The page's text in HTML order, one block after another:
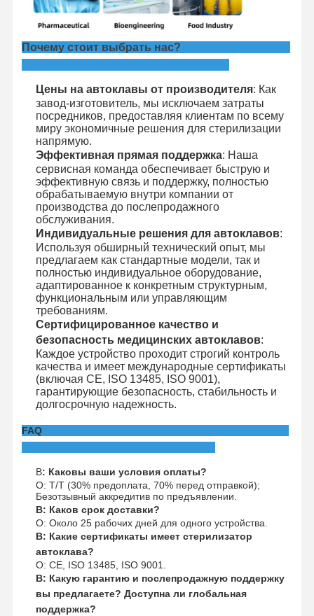
Почему стоит выбрать нас?
Цены на автоклавы от производителя: Как
завод-изготовитель, мы исключаем затраты
посредников, предоставляя клиентам по всему
миру экономичные решения для стерилизации
напрямую.
Эффективная прямая поддержка: Наша
сервисная команда обеспечивает быструю и
эффективную связь и поддержку, полностью
обрабатываемую внутри компании от
производства до послепродажного
обслуживания.
Индивидуальные решения для автоклавов:
Используя обширный технический опыт, мы
предлагаем как стандартные модели, так и
полностью индивидуальное оборудование,
адаптированное к конкретным структурным,
функциональным или управляющим
требованиям.
Сертифицированное качество и
безопасность медицинских автоклавов:
Каждое устройство проходит строгий контроль
качества и имеет международные сертификаты
(включая CE, ISO 13485, ISO 9001),
гарантирующие безопасность, стабильность и
долгосрочную надежность.
FAQ
В: Каковы ваши условия оплаты?
О: T/T (30% предоплата, 70% перед отправкой);
Безотзывный аккредитив по предъявлении.
В: Каков срок доставки?
О: Около 25 рабочих дней для одного устройства.
В: Какие сертификаты имеет стерилизатор
автоклава?
О: CE, ISO 13485, ISO 9001.
В: Какую гарантию и послепродажную поддержку
вы предлагаете? Доступна ли глобальная
поддержка?